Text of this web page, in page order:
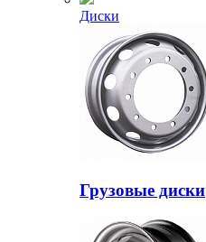
Диски
Грузовые диски